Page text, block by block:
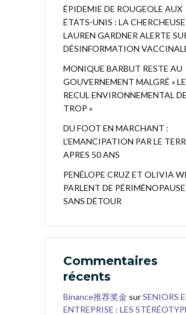
ÉPIDEMIE DE ROUGEOLE AUX
ÉTATS-UNIS : LA CHERCHEUSE
LAUREN GARDNER ALERTE
DÉSINFORMATION
MONIQUE BARBUT RESTE AU
GOUVERNEMENT MALGRÉ « LE
RECUL ENVIRONNEMENTAL DE
TROP »
DU FOOT EN MARCHANT :
L’EMANCIPATION PAR LE
APRES 50 ANS
PENÉLOPE CRUZ ET OLIVIA
PARLENT DE PÉRIMÉNOPAUSE
SANS DÉTOUR
Commentaires
récents
Binance推荐奖金 surSENIORS
ENTREPRISE : LES